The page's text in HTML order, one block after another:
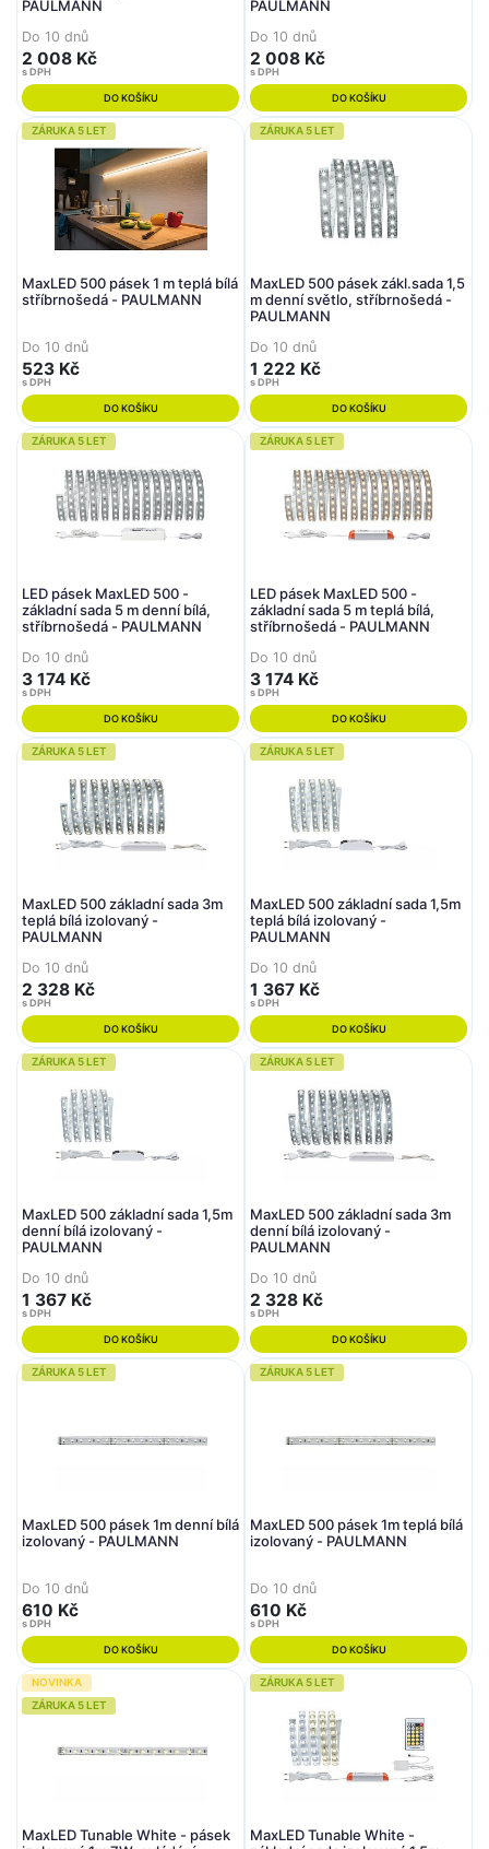
PAULMANN
Do 10 dnů
2 008 Kč
s DPH
DO KOŠÍKU
PAULMANN
Do 10 dnů
2 008 Kč
s DPH
DO KOŠÍKU
ZÁRUKA 5 LET
MaxLED 500 pásek 1 m teplá bílá
stříbrnošedá - PAULMANN
Do 10 dnů
523 Kč
s DPH
DO KOŠÍKU
ZÁRUKA 5 LET
MaxLED 500 pásek zákl.sada 1,5
m denní světlo, stříbrnošedá -
PAULMANN
Do 10 dnů
1 222 Kč
s DPH
DO KOŠÍKU
ZÁRUKA 5 LET
LED pásek MaxLED 500 -
základní sada 5 m denní bílá,
stříbrnošedá - PAULMANN
Do 10 dnů
3 174 Kč
s DPH
DO KOŠÍKU
ZÁRUKA 5 LET
LED pásek MaxLED 500 -
základní sada 5 m teplá bílá,
stříbrnošedá - PAULMANN
Do 10 dnů
3 174 Kč
s DPH
DO KOŠÍKU
ZÁRUKA 5 LET
MaxLED 500 základní sada 3m
teplá bílá izolovaný -
PAULMANN
Do 10 dnů
2 328 Kč
s DPH
DO KOŠÍKU
ZÁRUKA 5 LET
MaxLED 500 základní sada 1,5m
teplá bílá izolovaný -
PAULMANN
Do 10 dnů
1 367 Kč
s DPH
DO KOŠÍKU
ZÁRUKA 5 LET
MaxLED 500 základní sada 1,5m
denní bílá izolovaný -
PAULMANN
Do 10 dnů
1 367 Kč
s DPH
DO KOŠÍKU
ZÁRUKA 5 LET
MaxLED 500 základní sada 3m
denní bílá izolovaný -
PAULMANN
Do 10 dnů
2 328 Kč
s DPH
DO KOŠÍKU
ZÁRUKA 5 LET
MaxLED 500 pásek 1m denní bílá
izolovaný - PAULMANN
Do 10 dnů
610 Kč
s DPH
DO KOŠÍKU
ZÁRUKA 5 LET
MaxLED 500 pásek 1m teplá bílá
izolovaný - PAULMANN
Do 10 dnů
610 Kč
s DPH
DO KOŠÍKU
NOVINKA
ZÁRUKA 5 LET
MaxLED Tunable White - pásek
ZÁRUKA 5 LET
MaxLED Tunable White -